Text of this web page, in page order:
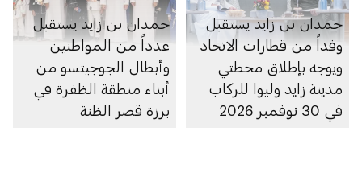
حمدان بن زايد يستقبل
وفداً من قطارات الاتحاد
ويوجه بإطلاق محطتي
مدينة زايد وليوا للركاب
في 30 نوفمبر 2026
حمدان بن زايد يستقبل
عدداً من المواطنين
وأبطال الجوجيتسو من
أبناء منطقة الظفرة في
برزة قصر الظنة